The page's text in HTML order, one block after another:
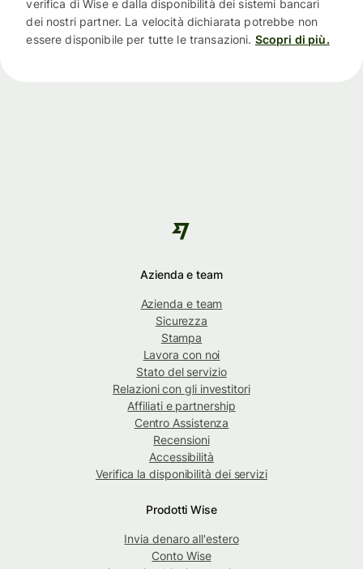
verifica di Wise e dalla disponibilità dei sistemi bancari
dei nostri partner. La velocità dichiarata potrebbe non
essere disponibile per tutte le transazioni. Scopri di più.
Azienda e team
Azienda e team
Sicurezza
Stampa
Lavora con noi
Stato del servizio
Relazioni con gli investitori
Affiliati e partnership
Centro Assistenza
Recensioni
Accessibilità
Verifica la disponibilità dei servizi
Prodotti Wise
Invia denaro all'estero
Conto Wise